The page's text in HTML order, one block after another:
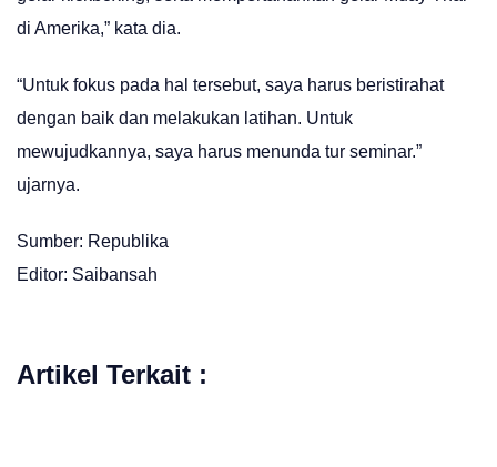
di Amerika,” kata dia.
“Untuk fokus pada hal tersebut, saya harus beristirahat
dengan baik dan melakukan latihan. Untuk
mewujudkannya, saya harus menunda tur seminar.”
ujarnya.
Sumber: Republika
Editor: Saibansah
Artikel Terkait :